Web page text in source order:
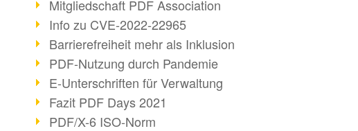
Mitgliedschaft PDF Association
Info zu CVE-2022-22965
Barrierefreiheit mehr als Inklusion
PDF-Nutzung durch Pandemie
E-Unterschriften für Verwaltung
Fazit PDF Days 2021
PDF/X-6 ISO-Norm